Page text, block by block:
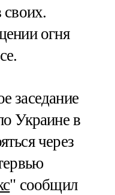
огня
заседание
Украине в
через
" сообщил